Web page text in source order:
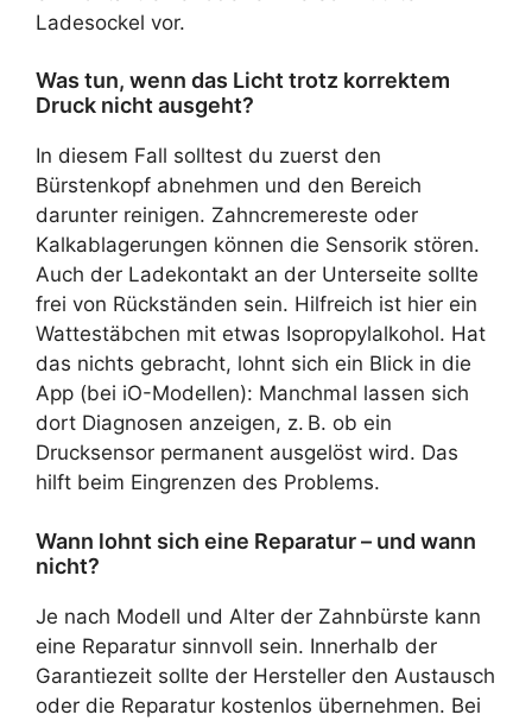
Ladesockel vor.
Was tun, wenn das Licht trotz korrektem
Druck nicht ausgeht?
In diesem Fall solltest du zuerst den
Bürstenkopf abnehmen und den Bereich
darunter reinigen. Zahncremereste oder
Kalkablagerungen können die Sensorik stören.
Auch der Ladekontakt an der Unterseite sollte
frei von Rückständen sein. Hilfreich ist hier ein
Wattestäbchen mit etwas Isopropylalkohol. Hat
das nichts gebracht, lohnt sich ein Blick in die
App (bei iO-Modellen): Manchmal lassen sich
dort Diagnosen anzeigen, z. B. ob ein
Drucksensor permanent ausgelöst wird. Das
hilft beim Eingrenzen des Problems.
Wann lohnt sich eine Reparatur – und wann
nicht?
Je nach Modell und Alter der Zahnbürste kann
eine Reparatur sinnvoll sein. Innerhalb der
Garantiezeit sollte der Hersteller den Austausch
oder die Reparatur kostenlos übernehmen. Bei